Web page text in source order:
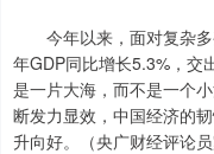
今年以来，面对复杂多
年GDP同比增长5.3%，交
是一片大海，而不是一个
断发力显效，中国经济的
升向好。（央广财经评论员